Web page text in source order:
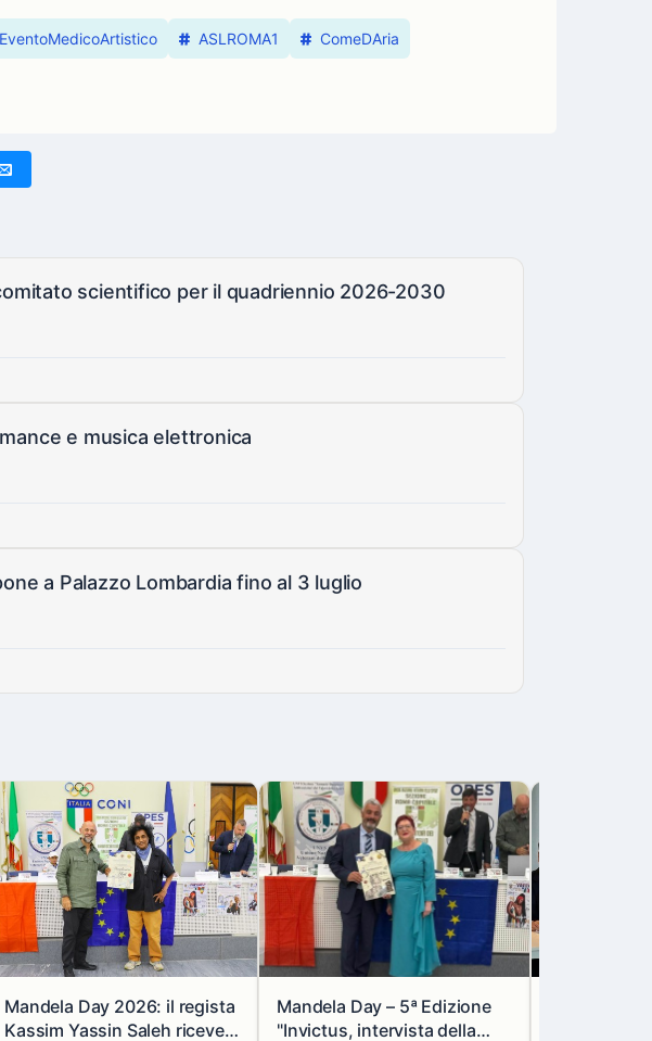
EventoMedicoArtistico ASLROMA1 ComeDAria
scientifico per il quadriennio 2026-2030
e musica elettronica
a Palazzo Lombardia fino al 3 luglio
Mandela Day 2026: il regista
Kassim Yassin Saleh riceve il
Mandela Day – 5ª Edizione
"Invictus, intervista della